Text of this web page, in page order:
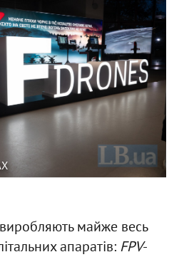
виробляють майже весь
апаратів: FPV-